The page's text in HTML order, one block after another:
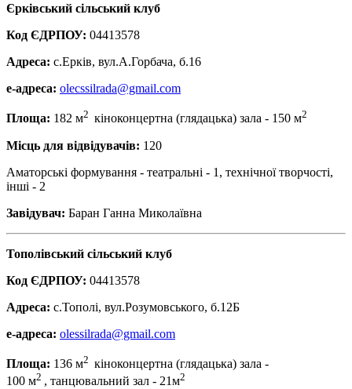
Єрківський сільський клуб
Код ЄДРПОУ: 04413578
Адреса: с.Ерків, вул.А.Горбача, б.16
е-адреса: olecssilrada@gmail.com
Площа: 182 м2 кіноконцертна (глядацька) зала - 150 м2
Місць для відвідувачів: 120
Аматорські формування - театральні - 1, технічної творчості,
інші - 2
Завідувач: Баран Ганна Миколаївна
Тополівський сільський клуб
Код ЄДРПОУ: 04413578
Адреса: с.Тополі, вул.Розумовського, б.12Б
е-адреса: olessilrada@gmail.com
Площа: 136 м2 кіноконцертна (глядацька) зала -
100 м2 , танцювальний зал - 21м2